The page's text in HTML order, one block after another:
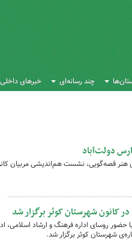
چند رسانه‌ای خبرهای داخلی
دولت‌آباد
هنر قصه‌گویی، نشست هم‌اندیشی مربیان
شهرستان کوثر برگزار شد
روسای اداره فرهنگ و ارشاد اسلامی،
شهرستان کوثر برگزار شد.